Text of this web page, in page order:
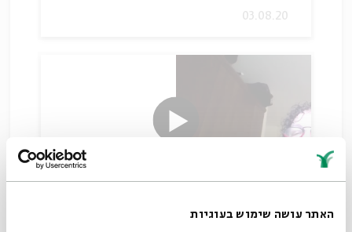
האתר עושה שימוש בעוגיות
03.08.20
בִּירוּשָׁלִָם